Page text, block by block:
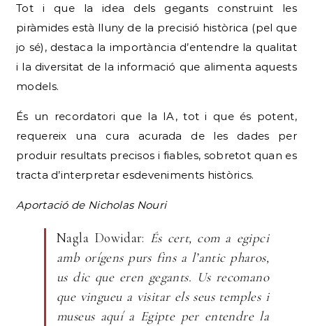
Tot i que la idea dels gegants construint les
piràmides està lluny de la precisió històrica (pel que
jo sé), destaca la importància d’entendre la qualitat
i la diversitat de la informació que alimenta aquests
models.
És un recordatori que la IA, tot i que és potent,
requereix una cura acurada de les dades per
produir resultats precisos i fiables, sobretot quan es
tracta d’interpretar esdeveniments històrics.
Aportació de Nicholas Nouri
Nagla Dowidar: És cert, com a egipci
amb orígens purs fins a l’antic pharos,
us dic que eren gegants. Us recomano
que vingueu a visitar els seus temples i
museus aquí a Egipte per entendre la